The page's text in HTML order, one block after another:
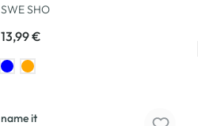
SWE SHO
13,99 €
name it